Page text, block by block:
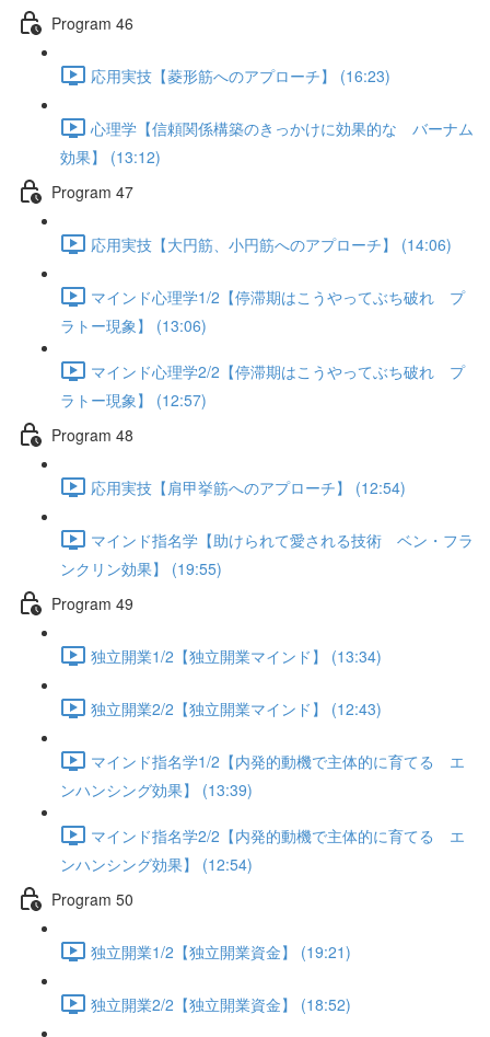
Program 46
応用実技【菱形筋へのアプローチ】 (16:23)
心理学【信頼関係構築のきっかけに効果的な バーナム
効果】 (13:12)
Program 47
応用実技【大円筋、小円筋へのアプローチ】 (14:06)
マインド心理学1/2【停滞期はこうやってぶち破れ プ
ラトー現象】 (13:06)
マインド心理学2/2【停滞期はこうやってぶち破れ プ
ラトー現象】 (12:57)
Program 48
応用実技【肩甲挙筋へのアプローチ】 (12:54)
マインド指名学【助けられて愛される技術 ベン・フラ
ンクリン効果】 (19:55)
Program 49
独立開業1/2【独立開業マインド】 (13:34)
独立開業2/2【独立開業マインド】 (12:43)
マインド指名学1/2【内発的動機で主体的に育てる エ
ンハンシング効果】 (13:39)
マインド指名学2/2【内発的動機で主体的に育てる エ
ンハンシング効果】 (12:54)
Program 50
独立開業1/2【独立開業資金】 (19:21)
独立開業2/2【独立開業資金】 (18:52)